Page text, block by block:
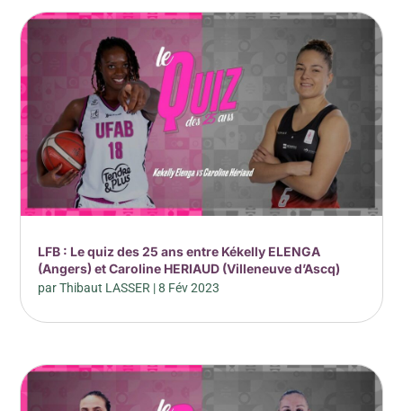
LFB : Le quiz des 25 ans entre Kékelly ELENGA
(Angers) et Caroline HERIAUD (Villeneuve d’Ascq)
parThibaut LASSER |8 Fév 2023